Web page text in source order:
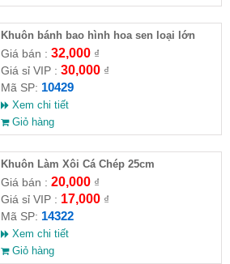
Khuôn bánh bao hình hoa sen loại lớn
Giá bán : 32,000₫
Giá sỉ VIP : 30,000₫
Mã SP: 10429
Xem chi tiết
Giỏ hàng
Khuôn Làm Xôi Cá Chép 25cm
Giá bán : 20,000₫
Giá sỉ VIP : 17,000₫
Mã SP: 14322
Xem chi tiết
Giỏ hàng